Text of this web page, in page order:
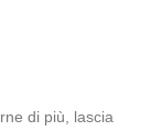
di più, lascia